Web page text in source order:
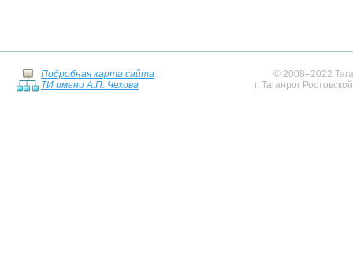
Подробная карта сайта
ТИ имени А.П. Чехова
© 2008–2022
г. Таганрог